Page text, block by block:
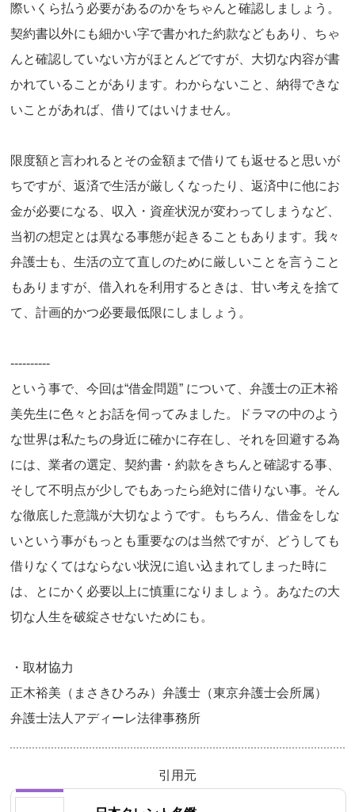
際いくら払う必要があるのかをちゃんと確認しましょう。
契約書以外にも細かい字で書かれた約款などもあり、ちゃ
んと確認していない方がほとんどですが、大切な内容が書
かれていることがあります。わからないこと、納得できな
いことがあれば、借りてはいけません。
限度額と言われるとその金額まで借りても返せると思いが
ちですが、返済で生活が厳しくなったり、返済中に他にお
金が必要になる、収入・資産状況が変わってしまうなど、
当初の想定とは異なる事態が起きることもあります。我々
弁護士も、生活の立て直しのために厳しいことを言うこと
もありますが、借入れを利用するときは、甘い考えを捨て
て、計画的かつ必要最低限にしましょう。
----------
という事で、今回は“借金問題” について、弁護士の正木裕
美先生に色々とお話を伺ってみました。ドラマの中のよう
な世界は私たちの身近に確かに存在し、それを回避する為
には、業者の選定、契約書・約款をきちんと確認する事、
そして不明点が少しでもあったら絶対に借りない事。そん
な徹底した意識が大切なようです。もちろん、借金をしな
いという事がもっとも重要なのは当然ですが、どうしても
借りなくてはならない状況に追い込まれてしまった時に
は、とにかく必要以上に慎重になりましょう。あなたの大
切な人生を破綻させないためにも。
・取材協力
正木裕美（まさきひろみ）弁護士（東京弁護士会所属）
弁護士法人アディーレ法律事務所
引用元